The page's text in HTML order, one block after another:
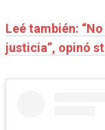
Leé también:
justicia”, opinó